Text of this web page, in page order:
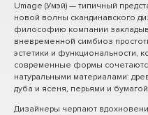
Umage (Умэй) — типичный
новой волны скандинавского
философию компании
вневременной симбиоз
эстетики и функциональности,
современные формы
натуральными материалами:
дуба и ясеня, перьями и
Дизайнеры черпают